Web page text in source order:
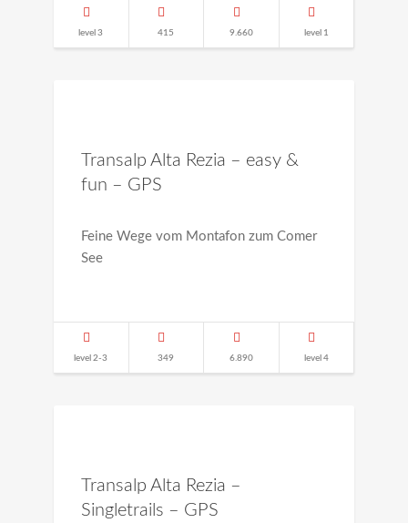
level 3 415 9.660 level 1
Transalp Alta Rezia – easy &
fun – GPS
Feine Wege vom Montafon zum Comer
See
level 2-3 349 6.890 level 4
Transalp Alta Rezia –
Singletrails – GPS